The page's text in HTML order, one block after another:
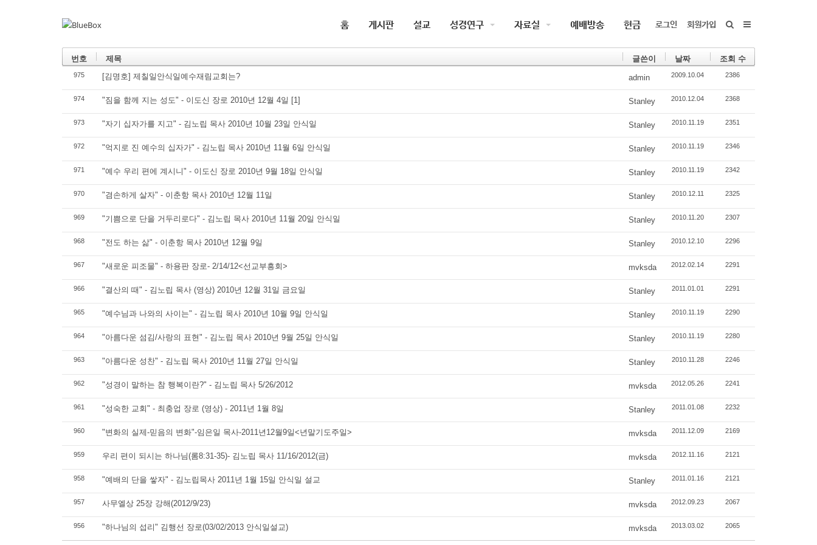
홈 게시판 설교 성경연구 자료실 예배방송 헌금 로그인 회원가입
번호 제목 글쓴이 날짜 조회 수
975 [김명호] 제칠일안식일예수재림교회는? admin 2009.10.04 2386
974 "짐을 함께 지는 성도" - 이도신 장로 2010년 12월 4일 [1] Stanley 2010.12.04 2368
973 "자기 십자가를 지고" - 김노립 목사 2010년 10월 23일 안식일 Stanley 2010.11.19 2351
972 "억지로 진 예수의 십자가" - 김노립 목사 2010년 11월 6일 안식일 Stanley 2010.11.19 2346
971 "예수 우리 편에 계시니" - 이도신 장로 2010년 9월 18일 안식일 Stanley 2010.11.19 2342
970 "겸손하게 살자" - 이춘항 목사 2010년 12월 11일 Stanley 2010.12.11 2325
969 "기쁨으로 단을 거두리로다" - 김노립 목사 2010년 11월 20일 안식일 Stanley 2010.11.20 2307
968 "전도 하는 삶" - 이춘항 목사 2010년 12월 9일 Stanley 2010.12.10 2296
967 "새로운 피조물" - 하용판 장로- 2/14/12<선교부흥회> mvksda 2012.02.14 2291
966 "결산의 때" - 김노립 목사 (영상) 2010년 12월 31일 금요일 Stanley 2011.01.01 2291
965 "예수님과 나와의 사이는" - 김노립 목사 2010년 10월 9일 안식일 Stanley 2010.11.19 2290
964 "아름다운 섬김/사랑의 표현" - 김노립 목사 2010년 9월 25일 안식일 Stanley 2010.11.19 2280
963 "아름다운 성찬" - 김노립 목사 2010년 11월 27일 안식일 Stanley 2010.11.28 2246
962 "성경이 말하는 참 행복이란?" - 김노립 목사 5/26/2012 mvksda 2012.05.26 2241
961 "성숙한 교회" - 최충업 장로 (영상) - 2011년 1월 8일 Stanley 2011.01.08 2232
960 "변화의 실제-믿음의 변화"-임은일 목사-2011년12월9일<년말기도주일> mvksda 2011.12.09 2169
959 우리 편이 되시는 하나님(롬8:31-35)- 김노립 목사 11/16/2012(금) mvksda 2012.11.16 2121
958 "예배의 단을 쌓자" - 김노립목사 2011년 1월 15일 안식일 설교 Stanley 2011.01.16 2121
957 사무엘상 25장 강해(2012/9/23) mvksda 2012.09.23 2067
956 "하나님의 섭리" 김행선 장로(03/02/2013 안식일설교) mvksda 2013.03.02 2065